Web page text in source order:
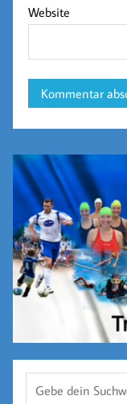
Website